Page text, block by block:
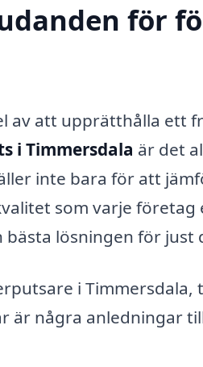
för
av att upprätthålla ett
i Timmersdala är det
inte bara för att
som varje företag
lösningen för just
i Timmersdala,
är några anledningar